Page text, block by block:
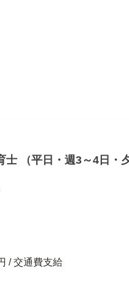
士 （平日・週3～4日・
/ 交通費支給